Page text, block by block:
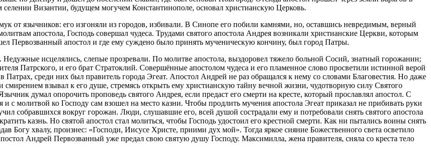
Византии, будущем могучем Константинополе, основал христианскую Церковь.
от язычников: его изгоняли из городов, избивали. В Синопе его побили камнями, но, оставшись невредимым, верный
апостола, Господь совершал чудеса. Трудами святого апостола Андрея возникали христианские Церкви, которым
Первозванный апостол и где ему суждено было принять мученическую кончину, был город Патры.
исцелялись, слепые прозревали. По молитве апостола, выздоровел тяжело больной Сосий, знатный горожанин;
Патрского, и его брат Стратоклий. Совершённые апостолом чудеса и его пламенное слово просветили истинной верой
среди них был правитель города Эгеат. Апостол Андрей не раз обращался к нему со словами Благовестия. Но даже
смирением взывал к его душе, стремясь открыть ему христианскую тайну вечной жизни, чудотворную силу Святого
думал опорочить проповедь святого Андрея, если предаст его смерти на кресте, который прославлял апостол. С
с молитвой ко Господу сам взошел на место казни. Чтобы продлить мучения апостола Эгеат приказал не прибивать руки
собравшихся вокруг горожан. Люди, слушавшие его, всей душой сострадали ему и потребовали снять святого апостола
казнь. Но святой апостол стал молиться, чтобы Господь удостоил его крестной смерти. Как ни пытались воины снять
Богу хвалу, произнес: «Господи, Иисусе Христе, приими дух мой». Тогда яркое сияние Божественного света осветило
Андрей Первозванный уже предал свою святую душу Господу. Максимилла, жена правителя, сняла со креста тело